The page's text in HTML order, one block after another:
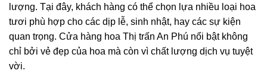
lượng. Tại đây, khách hàng có thể chọn lựa nhiều loại hoa
tươi phù hợp cho các dịp lễ, sinh nhật, hay các sự kiện
quan trọng. Cửa hàng hoa Thị trấn An Phú nổi bật không
chỉ bởi vẻ đẹp của hoa mà còn vì chất lượng dịch vụ tuyệt
vời.